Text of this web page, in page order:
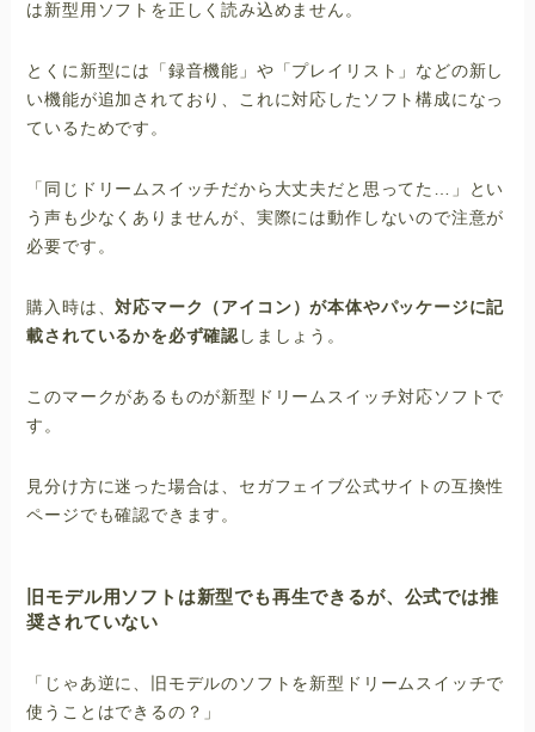
は新型用ソフトを正しく読み込めません。
とくに新型には「録音機能」や「プレイリスト」などの新し
い機能が追加されており、これに対応したソフト構成になっ
ているためです。
「同じドリームスイッチだから大丈夫だと思ってた…」とい
う声も少なくありませんが、実際には動作しないので注意が
必要です。
購入時は、対応マーク（アイコン）が本体やパッケージに記
載されているかを必ず確認 しましょう。
このマークがあるものが新型ドリームスイッチ対応ソフトで
す。
見分け方に迷った場合は、セガフェイブ公式サイトの互換性
ページでも確認できます。
旧モデル用ソフトは新型でも再生できるが、公式では推
奨されていない
「じゃあ逆に、旧モデルのソフトを新型ドリームスイッチで
使うことはできるの？」